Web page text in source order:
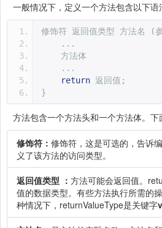
一般情况下，定义一个方法包含以下语
修饰符 返回值类型 方法名 (
...
方法体
...
return 返回值;
}
方法包含一个方法头和一个方法体。下
修饰符： 修饰符，这是可选的，告诉
义了该方法的访问类型。
返回值类型 ： 方法可能会返回值。
值的数据类型。有些方法执行所需的
种情况下，returnValueType是关键字